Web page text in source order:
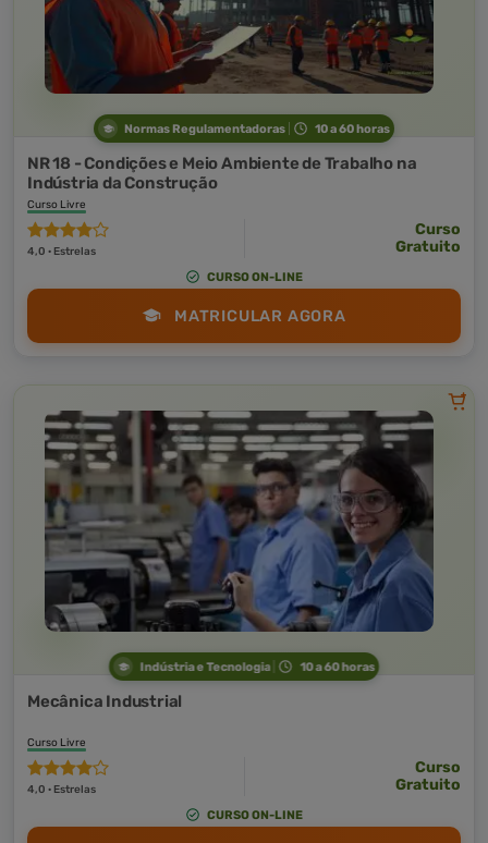
Normas Regulamentadoras 10 a 60 horas
NR 18 - Condições e Meio Ambiente de Trabalho na
Indústria da Construção
Curso Livre
4,0 · Estrelas
Curso
Gratuito
CURSO ON-LINE
MATRICULAR AGORA
Indústria e Tecnologia 10 a 60 horas
Mecânica Industrial
Curso Livre
4,0 · Estrelas
Curso
Gratuito
CURSO ON-LINE